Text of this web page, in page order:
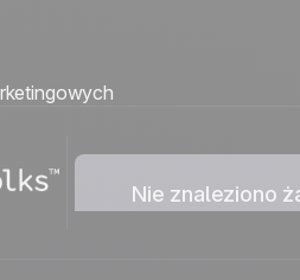
Nie znaleziono
Nie znaleziono